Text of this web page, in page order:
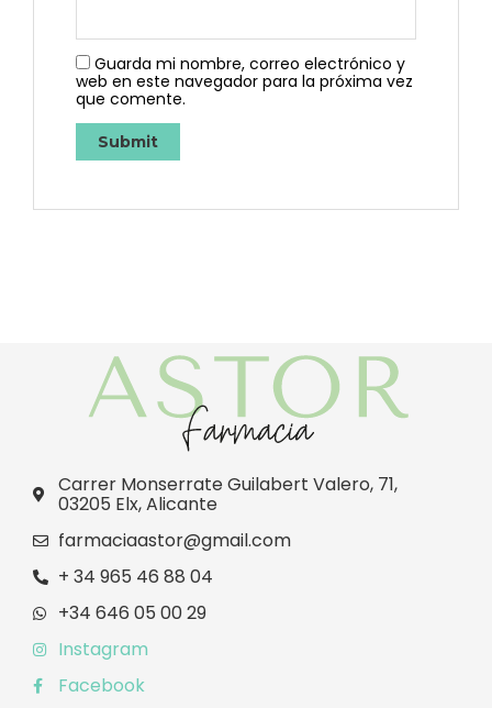
Guarda mi nombre, correo electrónico y
web en este navegador para la próxima vez
que comente.
Carrer Monserrate Guilabert Valero, 71,
03205 Elx, Alicante
farmaciaastor@gmail.com
+ 34 965 46 88 04
+34 646 05 00 29
Instagram
Facebook